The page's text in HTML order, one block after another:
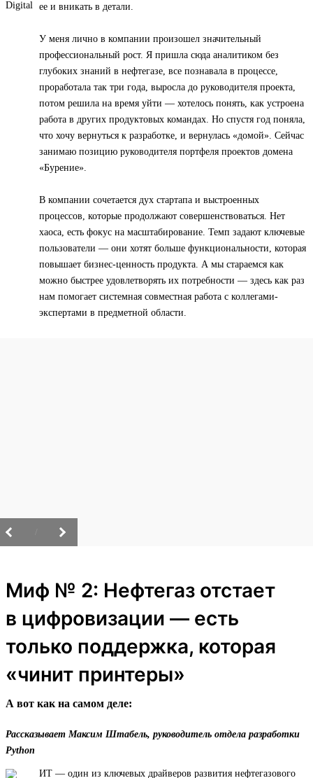
ее и вникать в детали.
У меня лично в компании произошел значительный
профессиональный рост. Я пришла сюда аналитиком без
глубоких знаний в нефтегазе, все познавала в процессе,
проработала так три года, выросла до руководителя проекта,
потом решила на время уйти — хотелось понять, как устроена
работа в других продуктовых командах. Но спустя год поняла,
что хочу вернуться к разработке, и вернулась «домой». Сейчас
занимаю позицию руководителя портфеля проектов домена
«Бурение».
В компании сочетается дух стартапа и выстроенных
процессов, которые продолжают совершенствоваться. Нет
хаоса, есть фокус на масштабирование. Темп задают ключевые
пользователи — они хотят больше функциональности, которая
повышает бизнес-ценность продукта. А мы стараемся как
можно быстрее удовлетворять их потребности — здесь как раз
нам помогает системная совместная работа с коллегами-
экспертами в предметной области.
Миф № 2: Нефтегаз отстает
в цифровизации — есть
только поддержка, которая
«чинит принтеры»
А вот как на самом деле:
Рассказывает Максим Штабель, руководитель отдела разработки
Python
ИТ — один из ключевых драйверов развития нефтегазового